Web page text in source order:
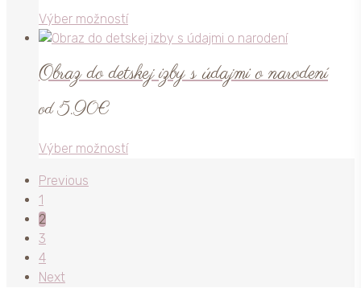
môžete
vybrať
na
stránke
Výber možnostíTento
produkt
viacero
môžete
Obraz do detskej izby s údajmi o narodení
od5.90€
Výber možnostíTento
Previous
1
2
3
4
Next